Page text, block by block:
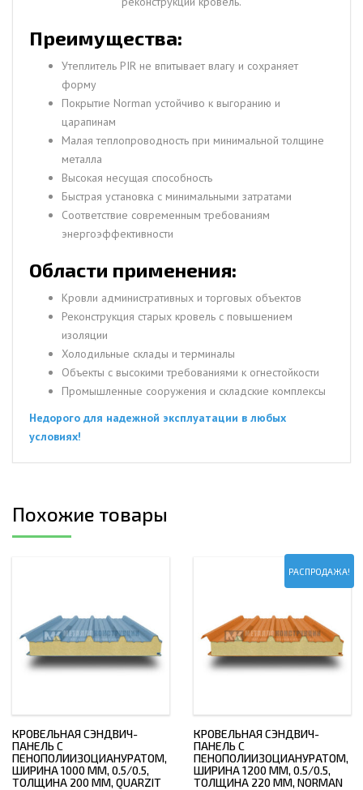
Преимущества:
Утеплитель PIR не впитывает влагу и сохраняет
форму
Покрытие Norman устойчиво к выгоранию и
царапинам
Малая теплопроводность при минимальной толщине
металла
Высокая несущая способность
Быстрая установка с минимальными затратами
Соответствие современным требованиям
энергоэффективности
Области применения:
Кровли административных и торговых объектов
Реконструкция старых кровель с повышением
изоляции
Холодильные склады и терминалы
Объекты с высокими требованиями к огнестойкости
Промышленные сооружения и складские комплексы
Недорого для надежной эксплуатации в любых
условиях!
Похожие товары
КРОВЕЛЬНАЯ СЭНДВИЧ-
ПАНЕЛЬ С
ПЕНОПОЛИИЗОЦИАНУРАТОМ,
ШИРИНА 1000 ММ, 0.5/0.5,
ТОЛЩИНА 200 ММ, QUARZIT
РАСПРОДАЖА!
КРОВЕЛЬНАЯ СЭНДВИЧ-
ПАНЕЛЬ С
ПЕНОПОЛИИЗОЦИАНУРАТОМ,
ШИРИНА 1200 ММ, 0.5/0.5,
ТОЛЩИНА 220 ММ, NORMAN